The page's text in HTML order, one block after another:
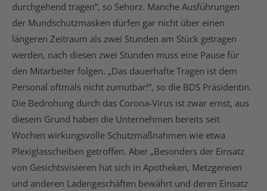
durchgehend tragen“, so Sehorz. Manche Ausführungen
der Mundschutzmasken dürfen gar nicht über einen
längeren Zeitraum als zwei Stunden am Stück getragen
werden, nach diesen zwei Stunden muss eine Pause für
den Mitarbeiter folgen. „Das dauerhafte Tragen ist dem
Personal oftmals nicht zumutbar!“, so die BDS Präsidentin.
Die Bedrohung durch das Corona-Virus ist zwar ernst, aus
diesem Grund haben die Unternehmen bereits seit
Wochen wirkungsvolle Schutzmaßnahmen wie etwa
Plexiglasscheiben getroffen. Aber „Besonders der Einsatz
von Gesichtsvisieren hat sich in Apotheken, Metzgereien
und anderen Ladengeschäften bewährt und deren Einsatz